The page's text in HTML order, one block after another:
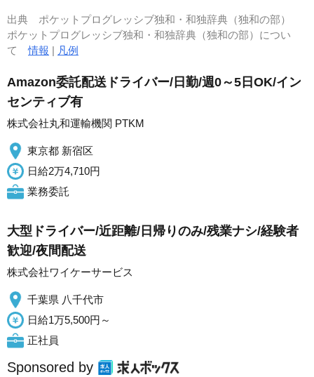
出典 ポケットプログレッシブ独和・和独辞典（独和の部）
ポケットプログレッシブ独和・和独辞典（独和の部）につい
て情報 | 凡例
Amazon委託配送ドライバー/日勤/週0～5日OK/イン
センティブ有
株式会社丸和運輸機関 PTKM
東京都 新宿区
日給2万4,710円
業務委託
大型ドライバー/近距離/日帰りのみ/残業ナシ/経験者
歓迎/夜間配送
株式会社ワイケーサービス
千葉県 八千代市
日給1万5,500円～
正社員
Sponsored by